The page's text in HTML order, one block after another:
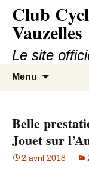
contenu
Club
Vauzelles
Le site
Menu
Belle
Jouet sur
2 avril 2018